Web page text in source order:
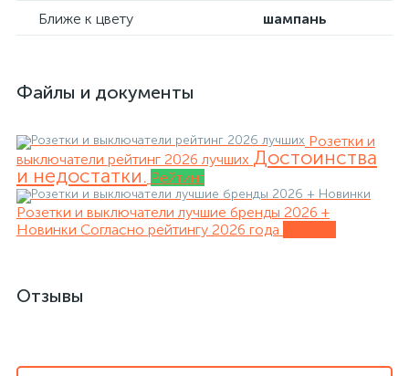
Ближе к цвету
шампань
Файлы и документы
Розетки и
выключатели рейтинг 2026 лучших Достоинства
и недостатки. Рейтинг
Розетки и выключатели лучшие бренды 2026 +
Новинки Согласно рейтингу 2026 года
Отзывы